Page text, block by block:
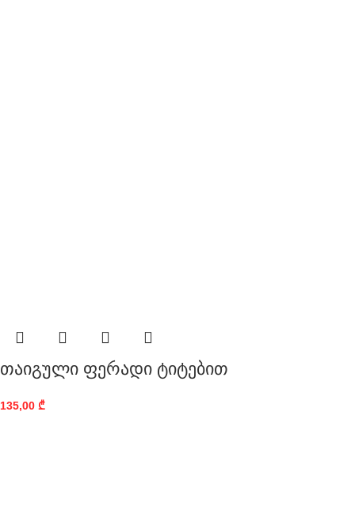
თაიგული ფერადი ტიტებით
135,00 ₾